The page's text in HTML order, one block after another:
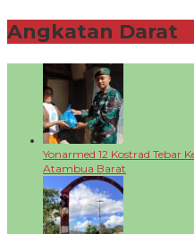
Angkatan Darat
Yonarmed 12 Kostrad Tebar
Atambua Barat